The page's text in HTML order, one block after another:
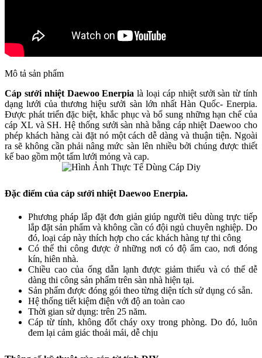
Mô tả sản phẩm
Cáp sưởi nhiệt Daewoo Enerpia là loại cáp nhiệt sưởi sàn từ tính
dạng lưới của thương hiệu sưởi sàn lớn nhất Hàn Quốc- Enerpia.
Được phát triển đặc biệt, khắc phục và bổ sung những hạn chế của
cáp XL và SH. Hệ thống sưởi sàn nhà bằng cáp nhiệt Daewoo cho
phép khách hàng cài đặt nó một cách dễ dàng và thuận tiện. Ngoài
ra sẽ không cần phải nâng mức sàn lên nhiều bởi chúng được thiết
kế bao gồm một tấm lưới mỏng và cap.
Đặc điểm của cáp sưởi nhiệt Daewoo Enerpia.
Phương pháp lắp đặt đơn giản giúp người tiêu dùng trực tiếp
lắp đặt sản phẩm và không cần có đội ngủ chuyên nghiệp. Do
đó, loại cáp này thích hợp cho các khách hàng tự thi công
Có thể thi công được ở những nơi có độ ẩm cao, nơi đóng
kín, hiên nhà.
Chiều cao của ống dẫn lạnh được giảm thiểu và có thể dễ
dàng thi công sản phẩm trên sàn nhà hiện tại.
Sản phẩm được đóng gói theo từng diện tích sử dụng có sẵn.
Hệ thống tiết kiệm điện với độ an toàn cao
Thời gian sử dụng: trên 25 năm.
Cáp từ tính, không đốt cháy oxy trong phòng. Do đó, luôn
đem lại cảm giác thoải mái, dễ chịu